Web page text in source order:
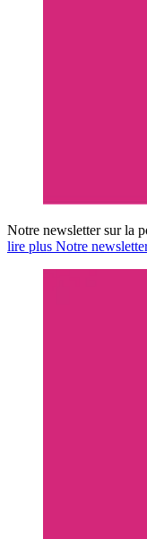
Notre newsletter sur la
lire plus Notre